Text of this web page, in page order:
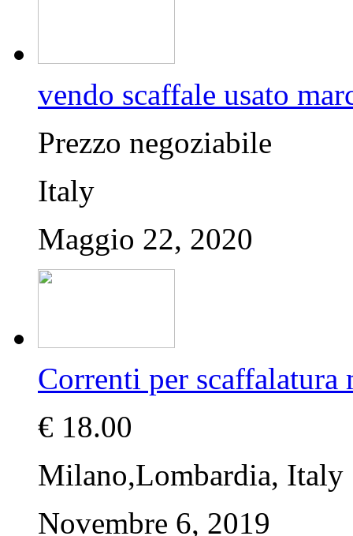
vendo scaffale usato
Prezzo negoziabile
Italy
Maggio 22, 2020
Correnti per
€ 18.00
Milano,Lombardia, Italy
Novembre 6, 2019